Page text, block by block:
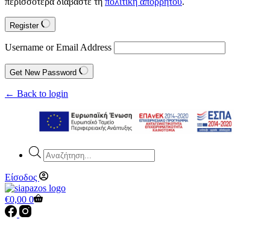
Register
Username or Email Address
Get New Password
← Back to login
Products
search
Είσοδος
Shopping
cart
€0,00 0